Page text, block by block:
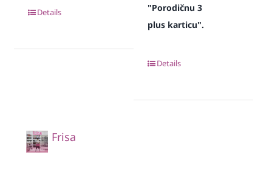
Details
"Porodičnu 3
plus karticu".
Details
Frisa